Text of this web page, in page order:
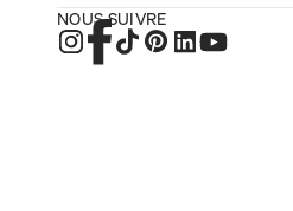
NOUS SUIVRE